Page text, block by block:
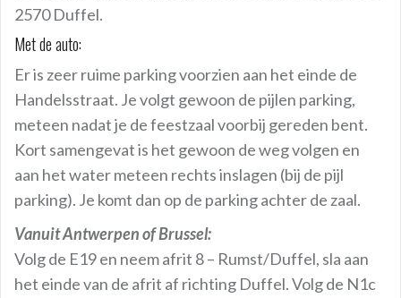
2570 Duffel.
Met de auto:
Er is zeer ruime parking voorzien aan het einde de
Handelsstraat. Je volgt gewoon de pijlen parking,
meteen nadat je de feestzaal voorbij gereden bent.
Kort samengevat is het gewoon de weg volgen en
aan het water meteen rechts inslagen (bij de pijl
parking). Je komt dan op de parking achter de zaal.
Vanuit Antwerpen of Brussel:
Volg de E19 en neem afrit 8 – Rumst/Duffel, sla aan
het einde van de afrit af richting Duffel. Volg de N1c